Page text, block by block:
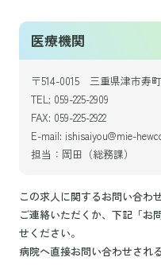
医療機関
〒514-0015 三重県津市寿
TEL: 059-225-2909
FAX: 059-225-2922
E-mail: ishisaiyou@mie-
担当：岡田（総務課）
この求人に関するお問い合わ
ご連絡いただくか、下記「お
せください。
病院へ直接お問い合わせされ